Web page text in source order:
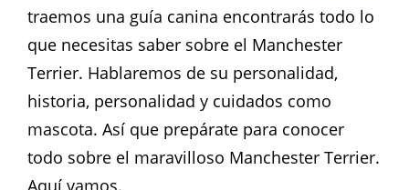
traemos una guía canina encontrarás todo lo
que necesitas saber sobre el Manchester
Terrier. Hablaremos de su personalidad,
historia, personalidad y cuidados como
mascota. Así que prepárate para conocer
todo sobre el maravilloso Manchester Terrier.
Aquí vamos.